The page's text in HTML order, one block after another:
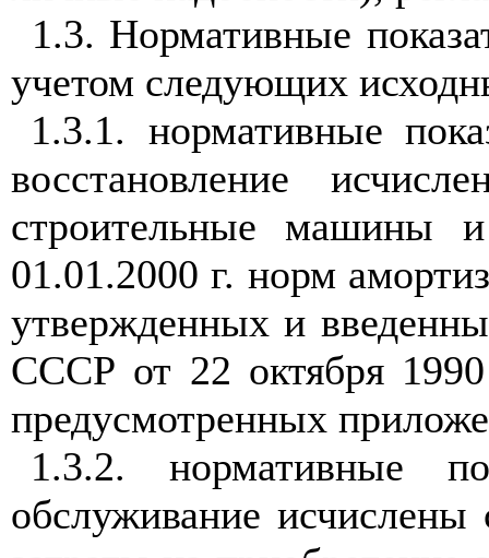
1.3. Нормативные
учетом следующих
1.3.1. нормативные
восстановление
строительные машины
01.01.2000 г. норм
утвержденных и
СССР от 22 октября
предусмотренных
1.3.2. нормативные
обслуживание